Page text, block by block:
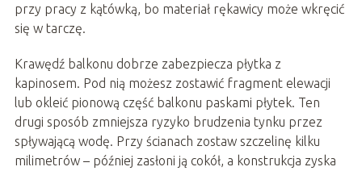
przy pracy z kątówką, bo materiał rękawicy może wkręcić
się w tarczę.
Krawędź balkonu dobrze zabezpiecza płytka z
kapinosem. Pod nią możesz zostawić fragment elewacji
lub okleić pionową część balkonu paskami płytek. Ten
drugi sposób zmniejsza ryzyko brudzenia tynku przez
spływającą wodę. Przy ścianach zostaw szczelinę kilku
milimetrów – później zasłoni ją cokół, a konstrukcja zyska